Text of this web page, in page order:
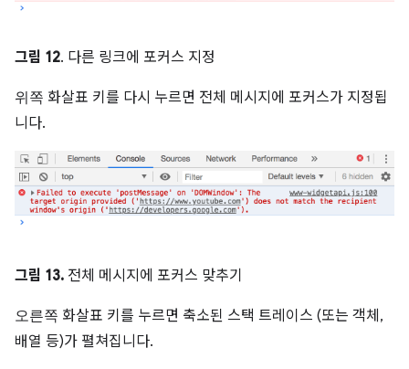
그림 12. 다른 링크에 포커스 지정
위쪽 화살표 키를 다시 누르면 전체 메시지에 포커스가 지정됩
니다.
그림 13. 전체 메시지에 포커스 맞추기
오른쪽 화살표 키를 누르면 축소된 스택 트레이스 (또는 객체,
배열 등)가 펼쳐집니다.